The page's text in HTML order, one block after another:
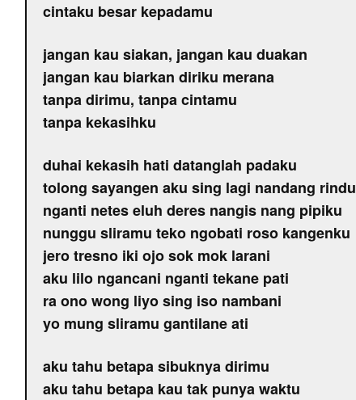
cintaku besar kepadamu
jangan kau siakan, jangan kau duakan
jangan kau biarkan diriku merana
tanpa dirimu, tanpa cintamu
tanpa kekasihku
duhai kekasih hati datanglah padaku
tolong sayangen aku sing lagi nandang rindu
nganti netes eluh deres nangis nang pipiku
nunggu sliramu teko ngobati roso kangenku
jero tresno iki ojo sok mok larani
aku lilo ngancani nganti tekane pati
ra ono wong liyo sing iso nambani
yo mung sliramu gantilane ati
aku tahu betapa sibuknya dirimu
aku tahu betapa kau tak punya waktu